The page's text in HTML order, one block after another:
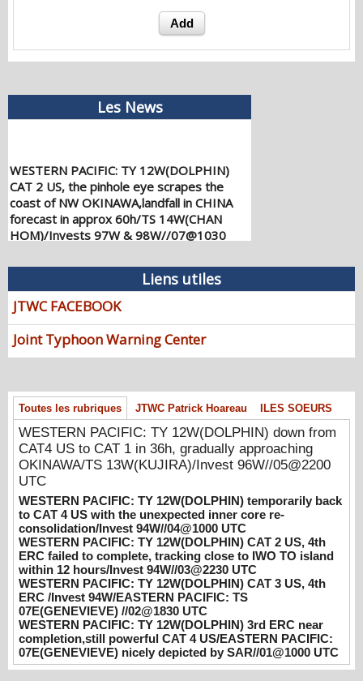
Les News
WESTERN PACIFIC: TY 12W(DOLPHIN)
CAT 2 US, the pinhole eye scrapes the
coast of NW OKINAWA,landfall in CHINA
forecast in approx 60h/TS 14W(CHAN
HOM)/Invests 97W & 98W//07@1030
UTC
WESTERN PACIFIC: TY 12W(DOLPHIN)
down from CAT4 US to CAT 1 in 36h,
gradually approaching OKINAWA/TS
13W(KUJIRA)/Invest 96W//05@2200 UTC
08/06/2026 -PATRICK HOAREAU
temporarily back to CAT 4 US with the
unexpected inner core re-
consolidation/Invest 94W//04@1000 UTC
08/04/2026 -PATRICK HOAREAU
WESTERN PACIFIC: TY 12W(DOLPHIN)
CAT 2 US, 4th ERC failed to complete,
tracking close to IWO TO island within 12
hours/Invest 94W//03@2230 UTC
08/04/2026 -PATRICK HOAREAU
WESTERN PACIFIC: TY 12W(DOLPHIN)
CAT 3 US, 4th ERC /Invest 94W/EASTERN
PACIFIC: TS 07E(GENEVIEVE) //02@1830
UTC
08/02/2026 -PATRICK HOAREAU
WESTERN PACIFIC: TY 12W(DOLPHIN)
Liens utiles
JTWC FACEBOOK
Joint Typhoon Warning Center
Toutes les rubriques JTWC Patrick Hoareau ILES SOEURS
WESTERN PACIFIC: TY 12W(DOLPHIN) down from
CAT4 US to CAT 1 in 36h, gradually approaching
OKINAWA/TS 13W(KUJIRA)/Invest 96W//05@2200
UTC
WESTERN PACIFIC: TY 12W(DOLPHIN) temporarily back
to CAT 4 US with the unexpected inner core re-
consolidation/Invest 94W//04@1000 UTC
WESTERN PACIFIC: TY 12W(DOLPHIN) CAT 2 US, 4th
ERC failed to complete, tracking close to IWO TO island
within 12 hours/Invest 94W//03@2230 UTC
WESTERN PACIFIC: TY 12W(DOLPHIN) CAT 3 US, 4th
ERC /Invest 94W/EASTERN PACIFIC: TS
07E(GENEVIEVE) //02@1830 UTC
WESTERN PACIFIC: TY 12W(DOLPHIN) 3rd ERC near
completion,still powerful CAT 4 US/EASTERN PACIFIC:
07E(GENEVIEVE) nicely depicted by SAR//01@1000 UTC